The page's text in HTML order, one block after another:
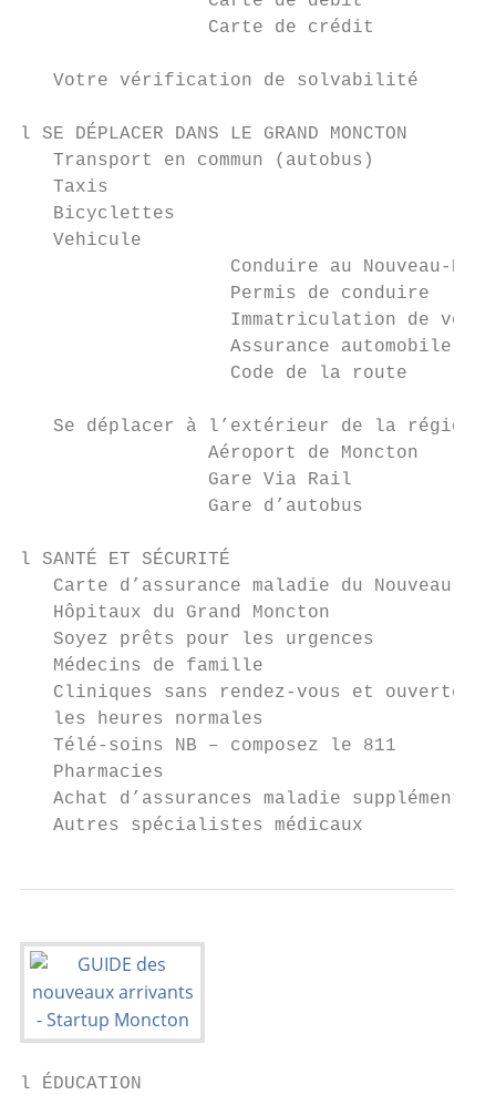
Votre vérification de solvabilité
l SE DÉPLACER DANS LE GRAND MONCTON
Transport en commun (autobus)
Taxis
Bicyclettes
Vehicule
Se déplacer à l’extérieur de la région
l SANTÉ ET SÉCURITÉ
Carte d’assurance maladie du Nouveau-
Hôpitaux du Grand Moncton
Soyez prêts pour les urgences
Médecins de famille
Cliniques sans rendez-vous et ouvertes
   les heures normales
Télé-soins NB – composez le 811
Pharmacies
Achat d’assurances maladie
Autres spécialistes médicaux
l ÉDUCATION